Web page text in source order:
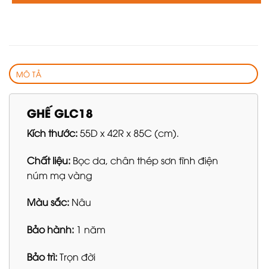
MÔ TẢ
GHẾ GLC18
Kích thước:55D x 42R x 85C (cm).
Chất liệu: Bọc da, chân thép sơn tĩnh điện
núm mạ vàng
Màu sắc: Nâu
Bảo hành: 1 năm
Bảo trì:Trọn đời